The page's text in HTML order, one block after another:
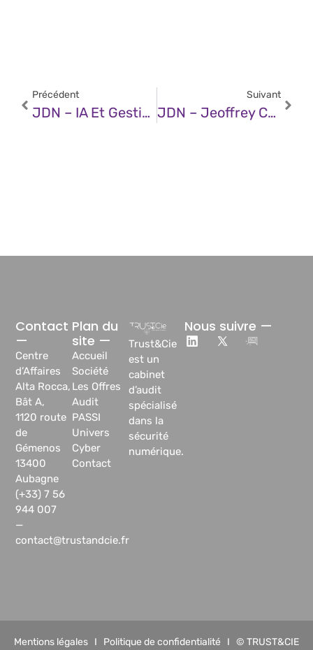
Précédent
JDN – IA Et Gestion Documentaire : Au Cœur D’une Culture D’entreprise Positive
Suivant
JDN – Jeoffrey Célestin-Urbain (Campus Cyber) : « Le Campus Cyber Assumera Une Ligne Très Marquée En Termes De Souveraineté Numérique »
Trust&Cie
est un
cabinet
d’audit
spécialisé
dans la
sécurité
numérique.
Plan du
site —
Accueil
Société
Les Offres
Audit
PASSI
Univers
Cyber
Contact
Contact
—
Centre
d’Affaires
Alta Rocca,
Bât A,
1120 route
de
Gémenos
13400
Aubagne
(+33) 7 56
944 007
—
contact@trustandcie.fr
Nous suivre —
Mentions légales I Politique de confidentialité I © TRUST&CIE